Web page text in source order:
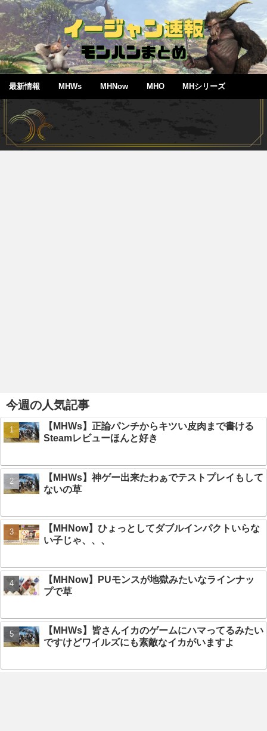
最新情報 MHWs MHNow MHO MHシリーズ
今週の人気記事
【MHWs】正論パンチからキツい皮肉まで書ける
Steamレビューほんと好き
【MHWs】神ゲー出来たわぁでテストプレイもして
ないの草
【MHNow】ひょっとしてダブルインパクトいらな
い子じゃ、、、
【MHNow】PUモンスが地獄みたいなラインナッ
プで草
【MHWs】皆さんイカのゲームにハマってるみたい
ですけどワイルズにも素敵なイカがいますよ